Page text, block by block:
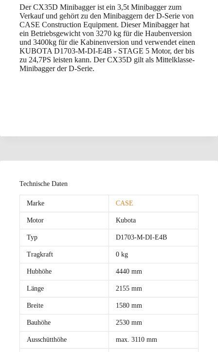
Der CX35D Minibagger ist ein 3,5t Minibagger zum
Verkauf und gehört zu den Minibaggern der D-Serie von
CASE Construction Equipment. Dieser Minibagger hat
ein Betriebsgewicht von 3270 kg für die Haubenversion
und 3400kg für die Kabinenversion und verwendet einen
KUBOTA D1703-M-DI-E4B - STAGE 5 Motor, der bis
zu 24,7PS leisten kann. Der CX35D gilt als Mittelklasse-
Minibagger der D-Serie.
Technische Daten
Marke CASE
Motor Kubota
Typ D1703-M-DI-E4B
Tragkraft 0 kg
Hubhöhe 4440 mm
Länge 2155 mm
Breite 1580 mm
Bauhöhe 2530 mm
Ausschütthöhe max. 3110 mm